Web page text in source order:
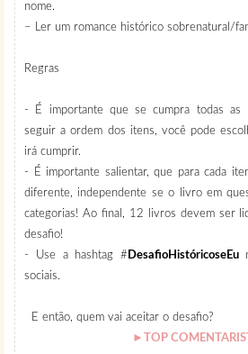
nome.
– Ler um romance histórico sobrenatural/
Regras
- É importante que se cumpra todas as
seguir a ordem dos itens, você pode
irá cumprir.
- É importante salientar, que para cada
diferente, independente se o livro em
categorias! Ao final, 12 livros devem ser
desafio!
- Use a hashtag # DesafioHistóricoseEu
sociais.
E então, quem vai aceitar o desafio?
► TOP